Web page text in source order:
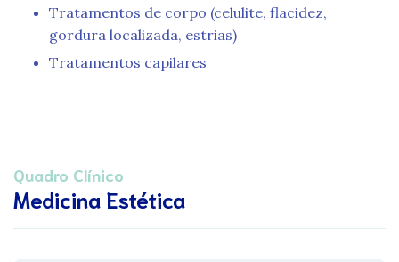
Tratamentos de corpo (celulite, flacidez,
gordura localizada, estrias)
Tratamentos capilares
Quadro Clínico
Medicina Estética